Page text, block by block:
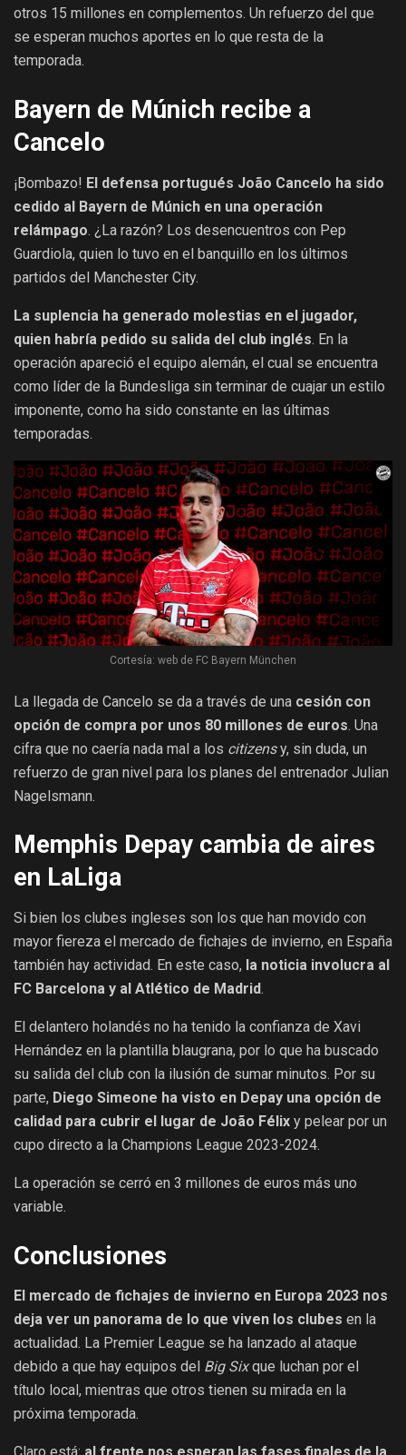
otros 15 millones en complementos. Un refuerzo del que
se esperan muchos aportes en lo que resta de la
temporada.
Bayern de Múnich​​​ recibe a
Cancelo
¡Bombazo! El defensa portugués João Cancelo ha sido
cedido al Bayern de Múnich en una operación
relámpago. ¿La razón? Los desencuentros con Pep
Guardiola, quien lo tuvo en el banquillo en los últimos
partidos del Manchester City.
La suplencia ha generado molestias en el jugador,
quien habría pedido su salida del club inglés. En la
operación apareció el equipo alemán, el cual se encuentra
como líder de la Bundesliga sin terminar de cuajar un estilo
imponente, como ha sido constante en las últimas
temporadas.
Cortesía: web de FC Bayern München
La llegada de Cancelo se da a través de una cesión con
opción de compra por unos 80 millones de euros. Una
cifra que no caería nada mal a los citizensy, sin duda, un
refuerzo de gran nivel para los planes del entrenador Julian
Nagelsmann.
Memphis Depay cambia de aires
en LaLiga
Si bien los clubes ingleses son los que han movido con
mayor fiereza el mercado de fichajes de invierno, en España
también hay actividad. En este caso, la noticia involucra al
FC Barcelona y al Atlético de Madrid.
El delantero holandés no ha tenido la confianza de Xavi
Hernández en la plantilla blaugrana, por lo que ha buscado
su salida del club con la ilusión de sumar minutos. Por su
parte, Diego Simeone ha visto en Depay una opción de
calidad para cubrir el lugar de João Félix y pelear por un
cupo directo a la Champions League 2023-2024.
La operación se cerró en 3 millones de euros más uno
variable.
Conclusiones
El mercado de fichajes de invierno en Europa 2023 nos
deja ver un panorama de lo que viven los clubes en la
actualidad. La Premier League se ha lanzado al ataque
debido a que hay equipos del Big Sixque luchan por el
título local, mientras que otros tienen su mirada en la
próxima temporada.